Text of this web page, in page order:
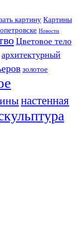
картину Картины
Новости
Цветовое тело
архитектурный
золотое
настенная